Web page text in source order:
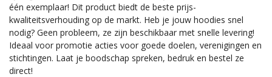
één exemplaar! Dit product biedt de beste prijs-
kwaliteitsverhouding op de markt. Heb je jouw hoodies snel
nodig? Geen probleem, ze zijn beschikbaar met snelle levering!
Ideaal voor promotie acties voor goede doelen, verenigingen en
stichtingen. Laat je boodschap spreken, bedruk en bestel ze
direct!